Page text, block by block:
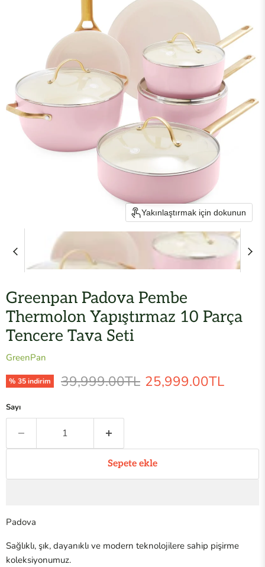
Yakınlaştırmak için dokunun
Greenpan Padova Pembe
Thermolon Yapıştırmaz 10 Parça
Tencere Tava Seti
GreenPan
% 35indirim Orijinal Fiyat
39,999.00TL Mevcut fiyat
25,999.00TL
Sayı
Sepete ekle
Padova
Sağlıklı, şık, dayanıklı ve modern teknolojilere sahip pişirme
koleksiyonumuz.